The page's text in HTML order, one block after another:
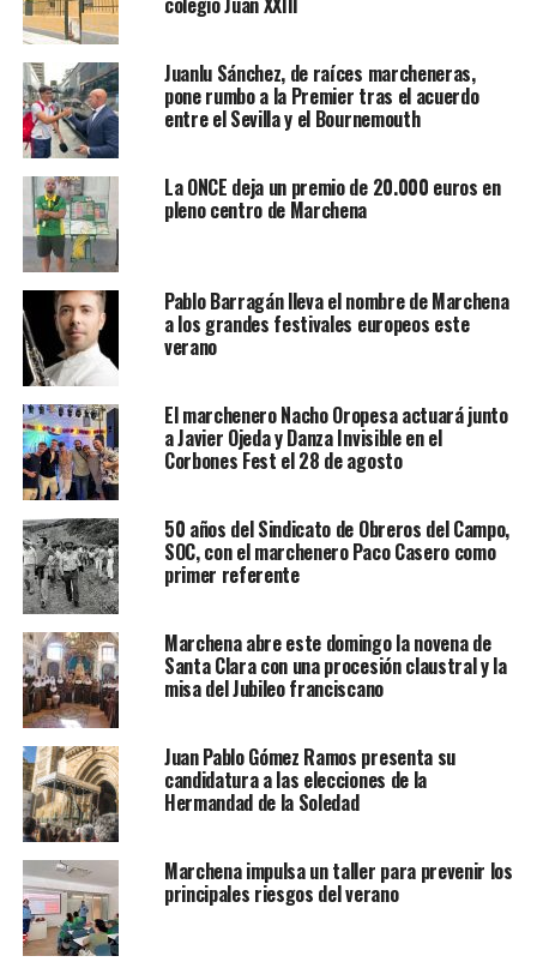
Juanlu Sánchez, de raíces marcheneras,
pone rumbo a la Premier tras el acuerdo
entre el Sevilla y el Bournemouth
La ONCE deja un premio de 20.000 euros en
pleno centro de Marchena
Pablo Barragán lleva el nombre de Marchena
a los grandes festivales europeos este
verano
El marchenero Nacho Oropesa actuará junto
a Javier Ojeda y Danza Invisible en el
Corbones Fest el 28 de agosto
50 años del Sindicato de Obreros del Campo,
SOC, con el marchenero Paco Casero como
primer referente
Marchena abre este domingo la novena de
Santa Clara con una procesión claustral y la
misa del Jubileo franciscano
Juan Pablo Gómez Ramos presenta su
candidatura a las elecciones de la
Hermandad de la Soledad
Marchena impulsa un taller para prevenir los
principales riesgos del verano